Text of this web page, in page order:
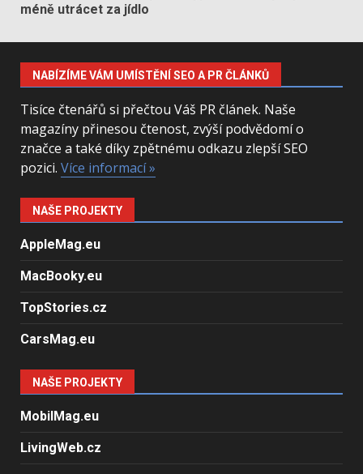
méně utrácet za jídlo
NABÍZÍME VÁM UMÍSTĚNÍ SEO A PR ČLÁNKŮ
Tisíce čtenářů si přečtou Váš PR článek. Naše
magazíny přinesou čtenost, zvýší podvědomí o
značce a také díky zpětnému odkazu zlepší SEO
pozici. Více informací »
NAŠE PROJEKTY
AppleMag.eu
MacBooky.eu
TopStories.cz
CarsMag.eu
NAŠE PROJEKTY
MobilMag.eu
LivingWeb.cz